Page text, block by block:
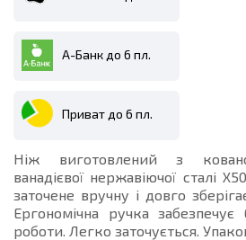
А-Банк до 6 пл.
Приват до 6 пл.
Ніж виготовлений з
ванадієвої нержавіючої сталі
заточене вручну і довго
Ергономічна ручка забезпечує
роботи. Легко заточується.